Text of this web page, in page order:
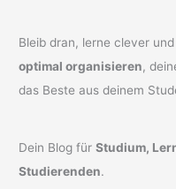
Bleib dran, lerne clever
optimal organisieren,
das Beste aus deinem
Dein Blog fürStudium,
Studierenden.